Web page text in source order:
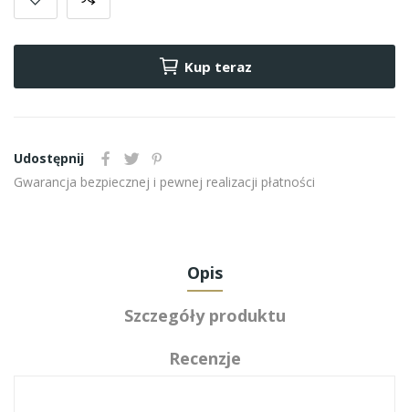
Kup teraz
Udostępnij
Gwarancja bezpiecznej i pewnej realizacji płatności
Opis
Szczegóły produktu
Recenzje